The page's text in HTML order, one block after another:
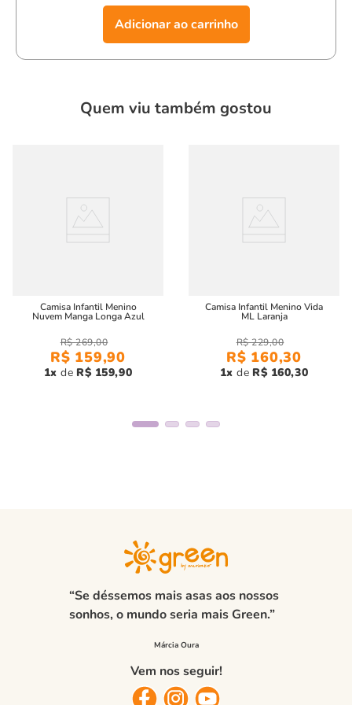
Adicionar ao carrinho
Quem viu também gostou
Camisa Infantil Menino
Nuvem Manga Longa Azul
R$ 269,00
R$ 159,90
1 R$ 159,90
Camisa Infantil Menino Vida
ML Laranja
R$ 229,00
R$ 160,30
1 R$ 160,30
“Se déssemos mais asas aos nossos
sonhos, o mundo seria mais Green.”
Vem nos seguir!